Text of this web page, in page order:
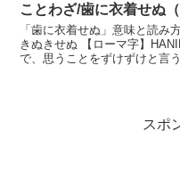
ことわざ/歯に衣着せぬ
「歯に衣着せぬ」意味と読み方 【表記】歯に衣着せぬ 【読み】は
きぬきせぬ 【ローマ字】HANIKINUKISENU
で、思うことをずけずけと言うこと。 説明 「衣」と
スポ